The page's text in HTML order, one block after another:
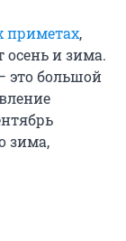
приметах,
и зима.
большой
зима,